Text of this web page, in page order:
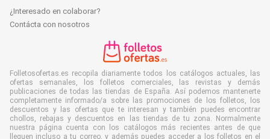
¿Interesado en colaborar?
Contácta con nosotros
Folletosofertas.es recopila diariamente todos los catálogos actuales, las
ofertas semanales, los folletos comerciales, las revistas y demás
publicaciones de todas las tiendas de España. Así podemos mantenerte
completamente informado/a sobre las promociones de los folletos, los
descuentos y las ofertas que te interesan y también puedes encontrar
chollos, rebajas y descuentos en las tiendas de tu zona. Normalmente
nuestra página cuenta con los catálogos más recientes antes de que
lleguen incluso a tu correo, y además puedes acceder a los folletos en el